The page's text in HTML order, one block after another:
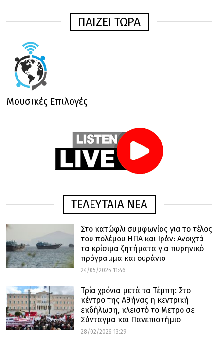
ΠΑΙΖΕΙ ΤΩΡΑ
Μουσικές Επιλογές
ΤΕΛΕΥΤΑΙΑ ΝΕΑ
Στο κατώφλι συμφωνίας για το τέλος
του πολέμου ΗΠΑ και Ιράν: Ανοιχτά
τα κρίσιμα ζητήματα για πυρηνικό
πρόγραμμα και ουράνιο
24/05/2026 11:46
Τρία χρόνια μετά τα Τέμπη: Στο
κέντρο της Αθήνας η κεντρική
εκδήλωση, κλειστό το Μετρό σε
Σύνταγμα και Πανεπιστήμιο
28/02/2026 13:29